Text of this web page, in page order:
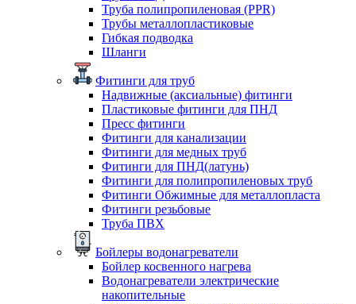
Труба полипропиленовая (PPR)
Трубы металлопластиковые
Гибкая подводка
Шланги
Фитинги для труб
Надвижные (аксиальные) фитинги
Пластиковые фитинги для ПНД
Пресс фитинги
Фитинги для канализации
Фитинги для медных труб
Фитинги для ПНД(латунь)
Фитинги для полипропиленовых труб
Фитинги Обжимные для металлопласта
Фитинги резьбовые
Труба ПВХ
Бойлеры водонагреватели
Бойлер косвенного нагрева
Водонагреватели электрические
накопительные